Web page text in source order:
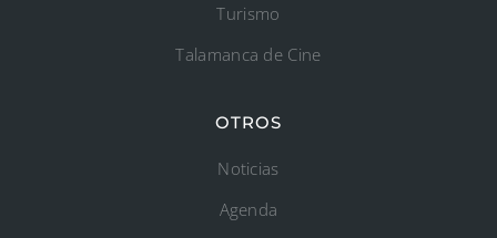
Turismo
Talamanca de Cine
OTROS
Noticias
Agenda